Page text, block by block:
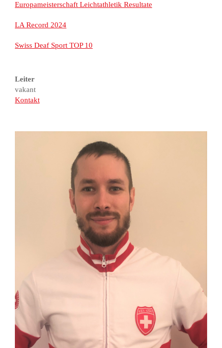
Europameisterschaft Leichtathletik Resultate
LA Record 2024
Swiss Deaf Sport TOP 10
Leiter
vakant
Kontakt